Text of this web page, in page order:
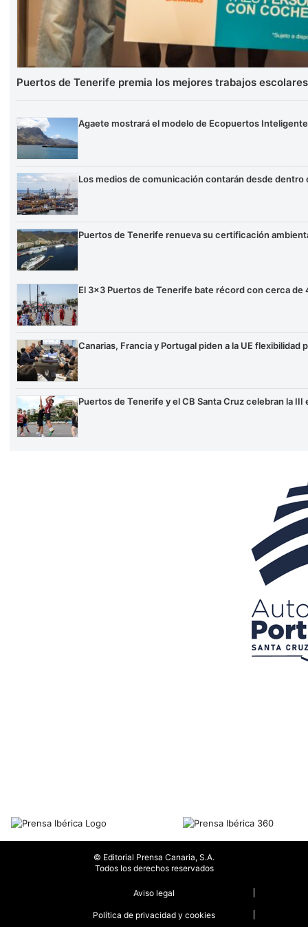
Puertos de Tenerife premia los mejores trabajos escolares
Agaete mostrará el modelo de Ecopuertos
Los medios de comunicación contarán desde dentro
Puertos de Tenerife renueva su certificación
El 3×3 Puertos de Tenerife bate récord con cerca de
Canarias, Francia y Portugal piden a la UE flexibilidad
Puertos de Tenerife y el CB Santa Cruz celebran la
© Editorial Prensa Canaria, S.A.
Todos los derechos reservados
Aviso legal
Política de privacidad y cookies